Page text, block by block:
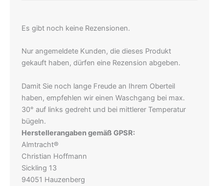
Es gibt noch keine Rezensionen.
Nur angemeldete Kunden, die dieses Produkt
gekauft haben, dürfen eine Rezension abgeben.
Damit Sie noch lange Freude an Ihrem Oberteil
haben, empfehlen wir einen Waschgang bei max.
30° auf links gedreht und bei mittlerer Temperatur
bügeln.
Herstellerangaben gemäß GPSR:
Almtracht®
Christian Hoffmann
Sickling 13
94051 Hauzenberg